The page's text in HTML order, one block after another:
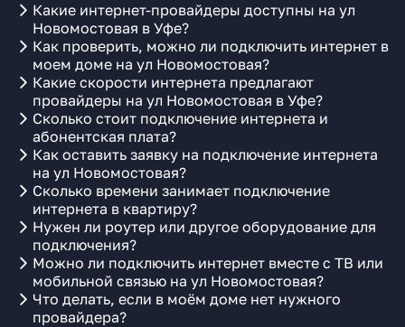
Какие интернет-провайдеры доступны на ул
Новомостовая в Уфе?
Как проверить, можно ли подключить интернет в
моем доме на ул Новомостовая?
Какие скорости интернета предлагают
провайдеры на ул Новомостовая в Уфе?
Сколько стоит подключение интернета и
абонентская плата?
Как оставить заявку на подключение интернета
на ул Новомостовая?
Сколько времени занимает подключение
интернета в квартиру?
Нужен ли роутер или другое оборудование для
подключения?
Можно ли подключить интернет вместе с ТВ или
мобильной связью на ул Новомостовая?
Что делать, если в моём доме нет нужного
провайдера?